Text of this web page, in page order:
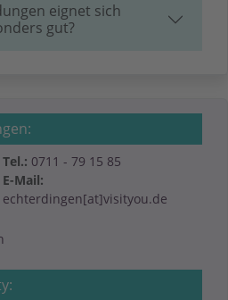
eignet sich
gut?
Tel.: 0711 - 79 15 85
E-Mail:
echterdingen[at]visityou.de